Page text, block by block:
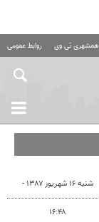
همشهری تی وی روابط عمومی
شنبه ۱۶ شهریور ۱۳۸۷ -
۱۶:۴۸